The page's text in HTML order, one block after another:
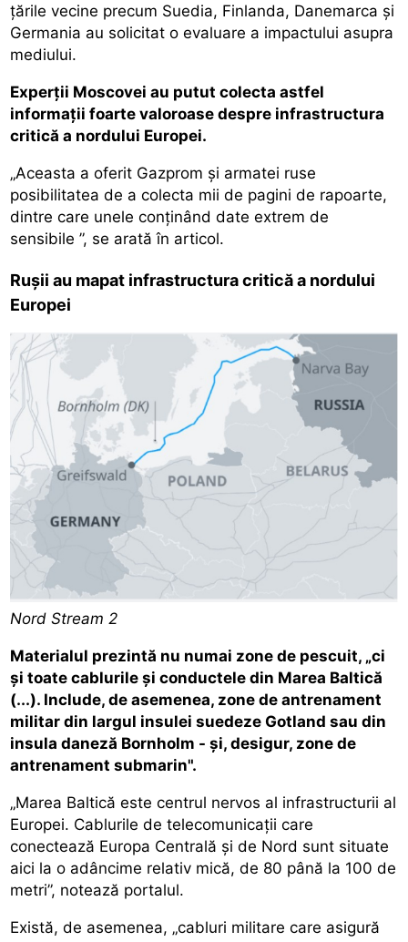
țările vecine precum Suedia, Finlanda, Danemarca și
Germania au solicitat o evaluare a impactului asupra
mediului.
Experții Moscovei au putut colecta astfel
informații foarte valoroase despre infrastructura
critică a nordului Europei.
„Aceasta a oferit Gazprom și armatei ruse
posibilitatea de a colecta mii de pagini de rapoarte,
dintre care unele conținând date extrem de
sensibile ”, se arată în articol.
Rușii au mapat infrastructura critică a nordului
Europei
Nord Stream 2
Materialul prezintă nu numai zone de pescuit, „ci
și toate cablurile și conductele din Marea Baltică
(...). Include, de asemenea, zone de antrenament
militar din largul insulei suedeze Gotland sau din
insula daneză Bornholm - și, desigur, zone de
antrenament submarin".
„Marea Baltică este centrul nervos al infrastructurii al
Europei. Cablurile de telecomunicații care
conectează Europa Centrală și de Nord sunt situate
aici la o adâncime relativ mică, de 80 până la 100 de
metri”, notează portalul.
Există, de asemenea, „cabluri militare care asigură